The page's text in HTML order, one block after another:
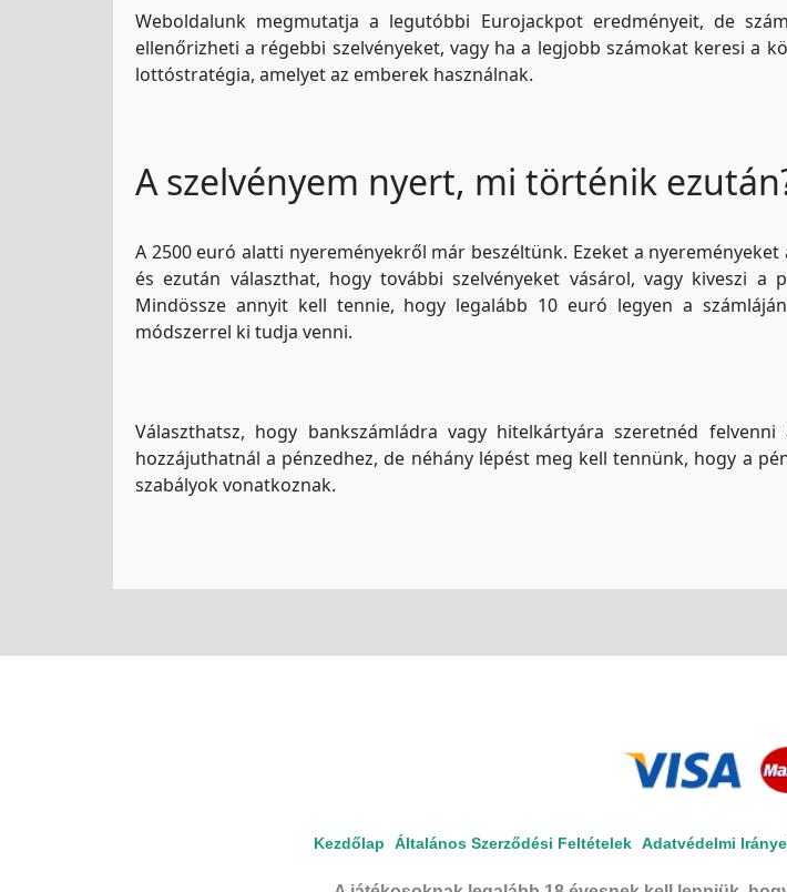
Weboldalunk megmutatja a legutóbbi Eurojackpot eredményeit, de
ellenőrizheti a régebbi szelvényeket, vagy ha a legjobb számokat keresi a
lottóstratégia, amelyet az emberek használnak.
A szelvényem nyert, mi történik
A 2500 euró alatti nyereményekről már beszéltünk. Ezeket a
és ezután választhat, hogy további szelvényeket vásárol, vagy kiveszi a
Mindössze annyit kell tennie, hogy legalább 10 euró legyen a
módszerrel ki tudja venni.
Választhatsz, hogy bankszámládra vagy hitelkártyára szeretnéd
hozzájuthatnál a pénzedhez, de néhány lépést meg kell tennünk, hogy a
szabályok vonatkoznak.
Kezdőlap Általános Szerződési Feltételek Adatvédelmi